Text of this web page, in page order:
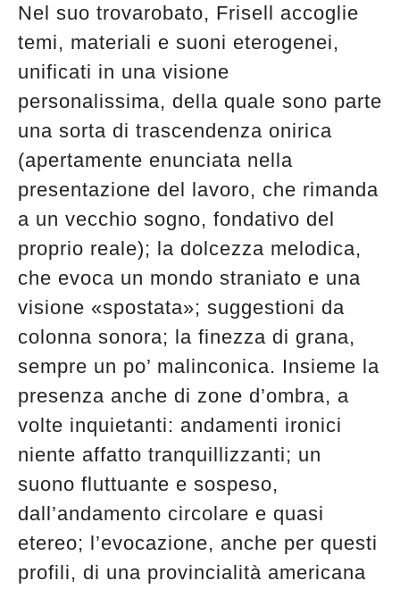
Nel suo trovarobato, Frisell accoglie
temi, materiali e suoni eterogenei,
unificati in una visione
personalissima, della quale sono parte
una sorta di trascendenza onirica
(apertamente enunciata nella
presentazione del lavoro, che rimanda
a un vecchio sogno, fondativo del
proprio reale); la dolcezza melodica,
che evoca un mondo straniato e una
visione «spostata»; suggestioni da
colonna sonora; la finezza di grana,
sempre un po’ malinconica. Insieme la
presenza anche di zone d’ombra, a
volte inquietanti: andamenti ironici
niente affatto tranquillizzanti; un
suono fluttuante e sospeso,
dall’andamento circolare e quasi
etereo; l’evocazione, anche per questi
profili, di una provincialità americana